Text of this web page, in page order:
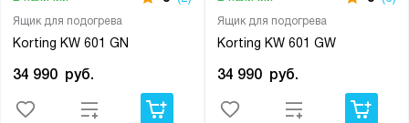
Ящик для подогрева
Korting KW 601 GN
34 990 руб.
Ящик для подогрева
Korting KW 601 GW
34 990 руб.